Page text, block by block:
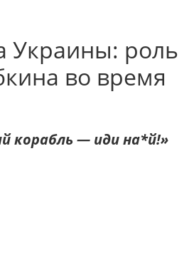
Украины: роль
во время
корабль — иди на*й!»